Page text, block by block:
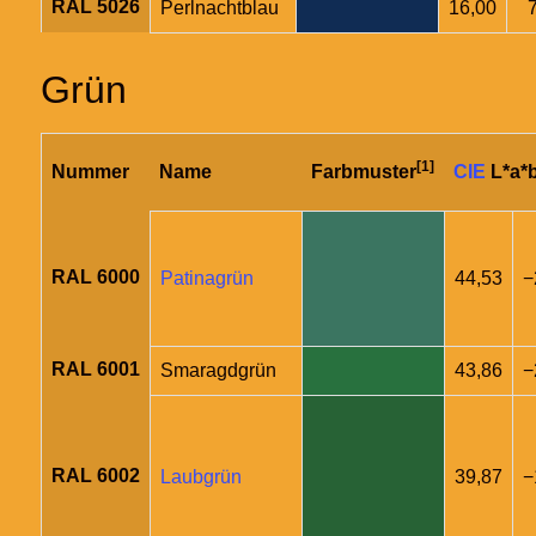
RAL 5026 Perlnachtblau 16,00
Grün
Nummer Name Farbmuster[1] CIE
RAL 6000 Patinagrün 44,53
RAL 6001 Smaragdgrün 43,86
RAL 6002 Laubgrün 39,87